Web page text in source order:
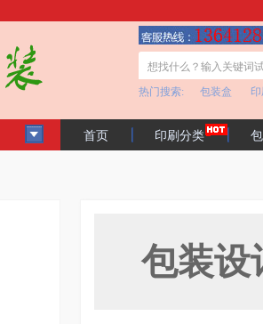
热门搜索: 包装盒
首页 印刷分类
包装设